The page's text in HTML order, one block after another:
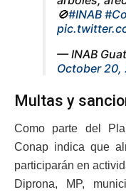
🚫#INAB
— INAB
October 20,
Multas y
Como parte del
Conap indica que
participarán en
Diprona, MP,